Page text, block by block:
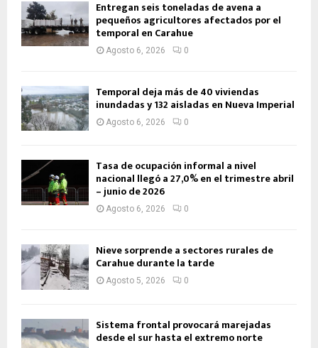
Entregan seis toneladas de avena a
pequeños agricultores afectados por el
temporal en Carahue
Agosto 6, 2026 0
Temporal deja más de 40 viviendas
inundadas y 132 aisladas en Nueva Imperial
Agosto 6, 2026 0
Tasa de ocupación informal a nivel
nacional llegó a 27,0% en el trimestre abril
– junio de 2026
Agosto 6, 2026 0
Nieve sorprende a sectores rurales de
Carahue durante la tarde
Agosto 5, 2026 0
Sistema frontal provocará marejadas
desde el sur hasta el extremo norte